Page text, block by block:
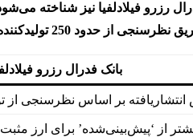
رزرو فیلادلفیا نیز شناخته
نظرسنجی از حدود 250 تولیدکننده
بانک فدرال رزرو
بر اساس نظرسنجی از
از ‘پیش‌بینی‌شده’ برای ارز